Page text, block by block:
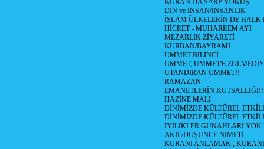
KURAN DA SARP YOKUŞ
DİN ve İNSAN/İNSANLIK
İSLAM ÜLKELERİN DE
HİCRET - MUHARREM AYI
MEZARLIK ZİYARETİ
KURBAN/BAYRAMI
ÜMMET BİLİNCİ
ÜMMET, ÜMMET'E
UTANDIRAN ÜMMET!!
RAMAZAN
EMANETLERİN KUTSALLIĞI!!
HAZİNE MALI
DİNİMİZDE KÜLTÜREL
DİNİMİZDE KÜLTÜREL
İYİLİKLER GÜNAHLARI YOK
AKIL/DÜŞÜNCE NİMETİ
KURANI ANLAMAK ,